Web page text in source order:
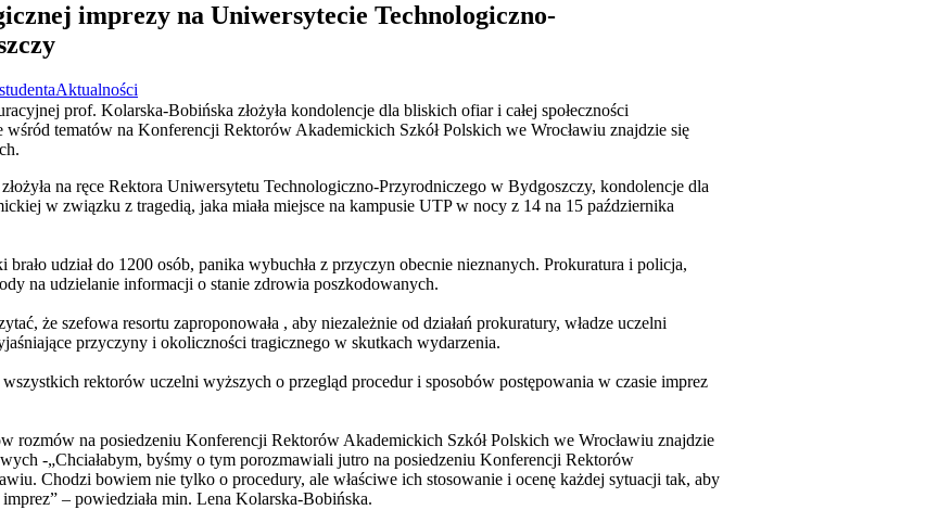
imprezy na Uniwersytecie Technologiczno-
Aktualności
prof. Kolarska-Bobińska złożyła kondolencje dla bliskich ofiar i całej społeczności
wśród tematów na Konferencji Rektorów Akademickich Szkół Polskich we Wrocławiu znajdzie się
na ręce Rektora Uniwersytetu Technologiczno-Przyrodniczego w Bydgoszczy, kondolencje dla
w związku z tragedią, jaka miała miejsce na kampusie UTP w nocy z 14 na 15 października
udział do 1200 osób, panika wybuchła z przyczyn obecnie nieznanych. Prokuratura i policja,
na udzielanie informacji o stanie zdrowia poszkodowanych.
że szefowa resortu zaproponowała , aby niezależnie od działań prokuratury, władze uczelni
przyczyny i okoliczności tragicznego w skutkach wydarzenia.
rektorów uczelni wyższych o przegląd procedur i sposobów postępowania w czasie imprez
rozmów na posiedzeniu Konferencji Rektorów Akademickich Szkół Polskich we Wrocławiu znajdzie
-„Chciałabym, byśmy o tym porozmawiali jutro na posiedzeniu Konferencji Rektorów
Chodzi bowiem nie tylko o procedury, ale właściwe ich stosowanie i ocenę każdej sytuacji tak, aby
– powiedziała min. Lena Kolarska-Bobińska.